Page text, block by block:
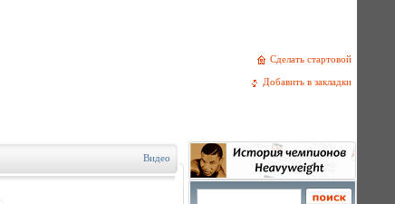
Сделать стартовой
Добавить в закладки
Видео